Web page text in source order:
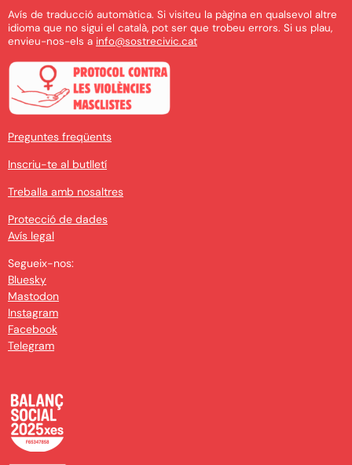
Avís de traducció automàtica. Si visiteu la pàgina en qualsevol altre
idioma que no sigui el català, pot ser que trobeu errors. Si us plau,
envieu-nos-els a info@sostrecivic.cat
Preguntes freqüents
Inscriu-te al butlletí
Treballa amb nosaltres
Protecció de dades
Avís legal
Segueix-nos:
Bluesky
Mastodon
Instagram
Facebook
Telegram